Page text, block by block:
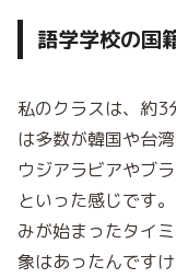
語学学校の国
私のクラスは、約
は多数が韓国や台
ウジアラビアやブ
といった感じです
みが始まったタイ
象はあったんです